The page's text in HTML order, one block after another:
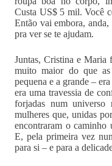
Custa US$ 5 mil. Você
Então vai embora,
pra ver se te ajudam.
Juntas, Cristina e Maria
muito maior do que
pequena e a grande –
era uma travessia de
forjadas num universo
mulheres que, unidas
encontraram o caminho
E, pela primeira vez
para si – e para a